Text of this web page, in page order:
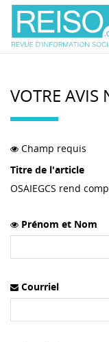
VOTRE AVIS
Champ requis
Titre de l'article
OSAIEGCS rend
Prénom et Nom
Courriel